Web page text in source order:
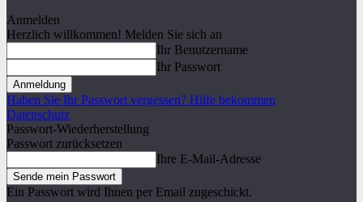
Anmelden
Herzlich willkommen! Melden Sie sich an
Ihr Benutzername
Ihr Passwort
Haben Sie Ihr Passwort vergessen? Hilfe bekommen
Datenschutz
Passwort-Wiederherstellung
Passwort zurücksetzen
Ihre E-Mail-Adresse
Ein Passwort wird Ihnen per Email zugeschickt.